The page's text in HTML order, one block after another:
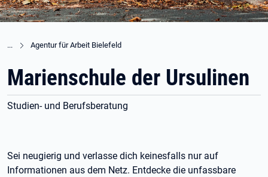
Agentur für Arbeit Bielefeld
Marienschule der Ursulinen
Studien- und Berufsberatung
Sei neugierig und verlasse dich keinesfalls nur auf
Informationen aus dem Netz. Entdecke die unfassbare